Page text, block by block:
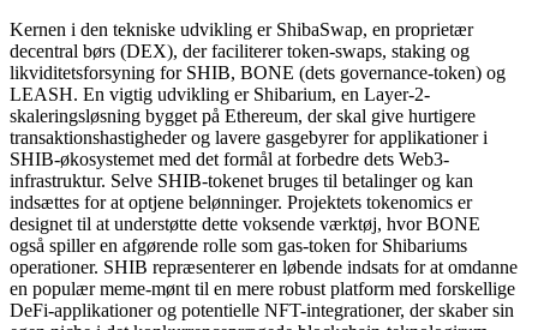
Kernen i den tekniske udvikling er ShibaSwap, en proprietær
decentral børs (DEX), der faciliterer token-swaps, staking og
likviditetsforsyning for SHIB, BONE (dets governance-token) og
LEASH. En vigtig udvikling er Shibarium, en Layer-2-
skaleringsløsning bygget på Ethereum, der skal give hurtigere
transaktionshastigheder og lavere gasgebyrer for applikationer i
SHIB-økosystemet med det formål at forbedre dets Web3-
infrastruktur. Selve SHIB-tokenet bruges til betalinger og kan
indsættes for at optjene belønninger. Projektets tokenomics er
designet til at understøtte dette voksende værktøj, hvor BONE
også spiller en afgørende rolle som gas-token for Shibariums
operationer. SHIB repræsenterer en løbende indsats for at omdanne
en populær meme-mønt til en mere robust platform med forskellige
DeFi-applikationer og potentielle NFT-integrationer, der skaber sin